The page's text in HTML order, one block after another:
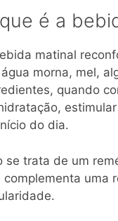
é a
matinal
morna, mel,
quando
do dia.
se trata de um
complementa uma